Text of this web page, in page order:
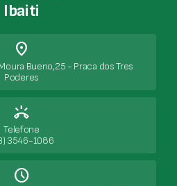
Ibaiti
place
Bueno,25 - Praca dos Tres
Poderes
ring_volume
Telefone
3546-1086
Schedule